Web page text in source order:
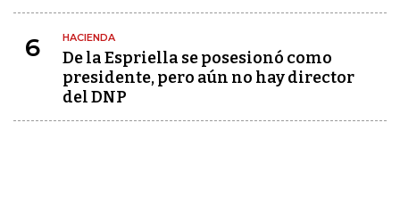
6 HACIENDA
De la Espriella se posesionó como
presidente, pero aún no hay director
del DNP